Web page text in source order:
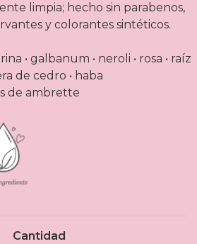
limpia; hecho sin parabenos,
y colorantes sintéticos.
• galbanum • neroli • rosa • raíz
de cedro • haba
de ambrette
Cantidad